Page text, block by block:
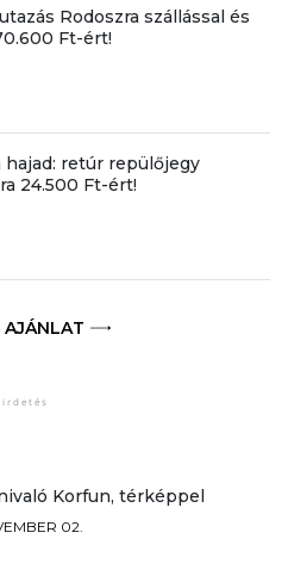
Rodoszra szállással és
Ft-ért!
hajad: retúr repülőjegy
24.500 Ft-ért!
AJÁNLAT
Korfun, térképpel
02.